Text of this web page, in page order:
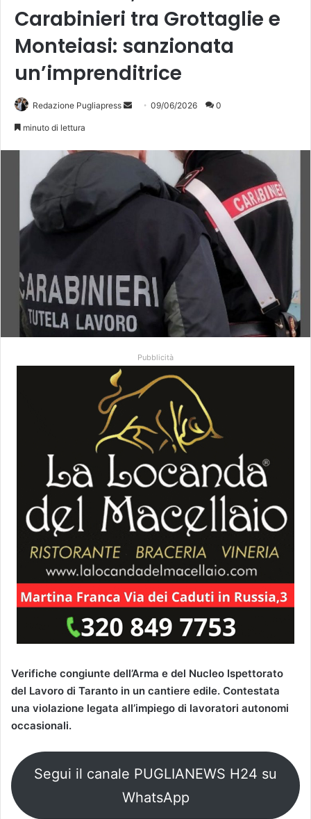
Carabinieri tra Grottaglie e
Monteiasi: sanzionata
un’imprenditrice
Redazione Pugliapress
Invia 09/06/2026 0
minuto di lettura
Pubblicità
Verifiche congiunte dell’Arma e del Nucleo Ispettorato
del Lavoro di Taranto in un cantiere edile. Contestata
una violazione legata all’impiego di lavoratori autonomi
occasionali.
Segui il canale PUGLIANEWS H24 su
WhatsApp